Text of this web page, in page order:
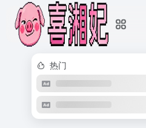
热门